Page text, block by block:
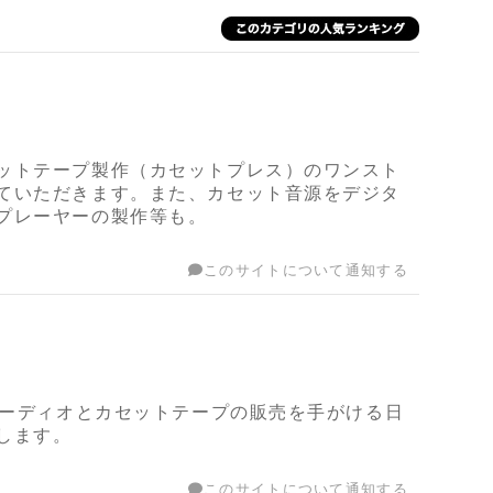
テープ製作（カセットプレス）のワンスト
ただきます。また、カセット音源をデジタ
ーヤーの製作等も。
このサイトについて通知する
ディオとカセットテープの販売を手がける日
ます。
このサイトについて通知する